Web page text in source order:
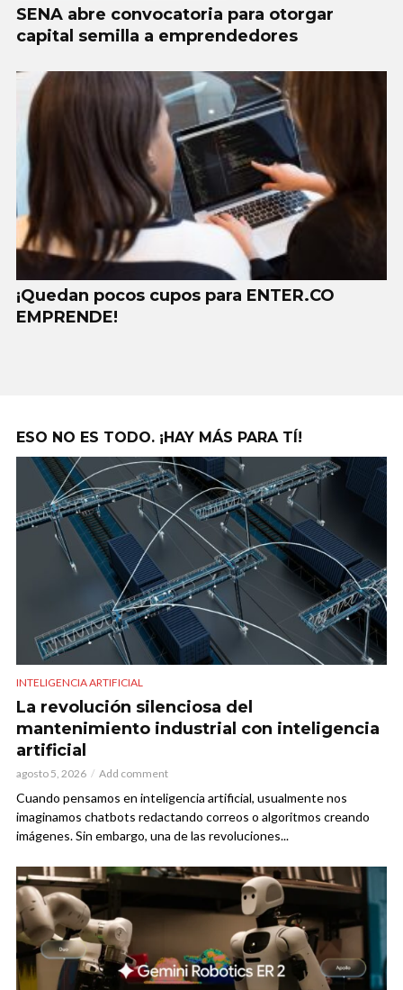
SENA abre convocatoria para otorgar
capital semilla a emprendedores
¡Quedan pocos cupos para ENTER.CO
EMPRENDE!
ESO NO ES TODO. ¡HAY MÁS PARA TÍ!
INTELIGENCIA ARTIFICIAL
La revolución silenciosa del
mantenimiento industrial con inteligencia
artificial
agosto 5, 2026 Add comment
Cuando pensamos en inteligencia artificial, usualmente nos
imaginamos chatbots redactando correos o algoritmos creando
imágenes. Sin embargo, una de las revoluciones...